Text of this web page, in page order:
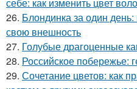
26. Блондинка за один
свою внешность
27. Голубые драгоценные
28. Российское побережье:
29. Сочетание цветов: как